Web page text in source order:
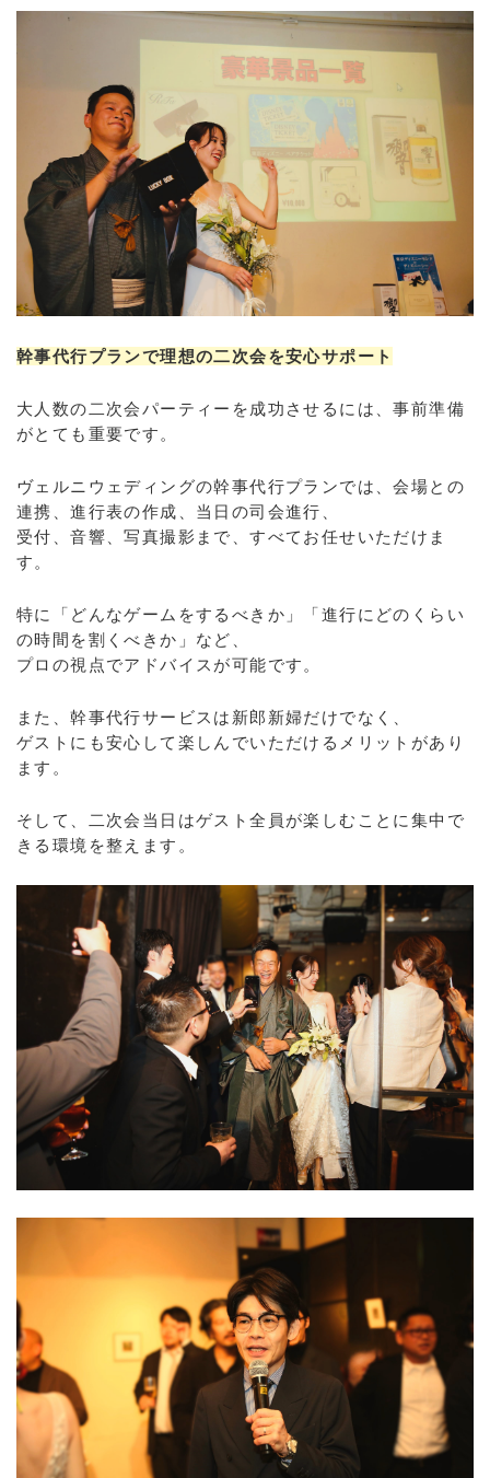
幹事代行プランで理想の二次会を安心サポート
大人数の二次会パーティーを成功させるには、事前準備
がとても重要です。
ヴェルニウェディングの幹事代行プランでは、会場との
連携、進行表の作成、当日の司会進行、
受付、音響、写真撮影まで、すべてお任せいただけま
す。
特に「どんなゲームをするべきか」「進行にどのくらい
の時間を割くべきか」など、
プロの視点でアドバイスが可能です。
また、幹事代行サービスは新郎新婦だけでなく、
ゲストにも安心して楽しんでいただけるメリットがあり
ます。
そして、二次会当日はゲスト全員が楽しむことに集中で
きる環境を整えます。